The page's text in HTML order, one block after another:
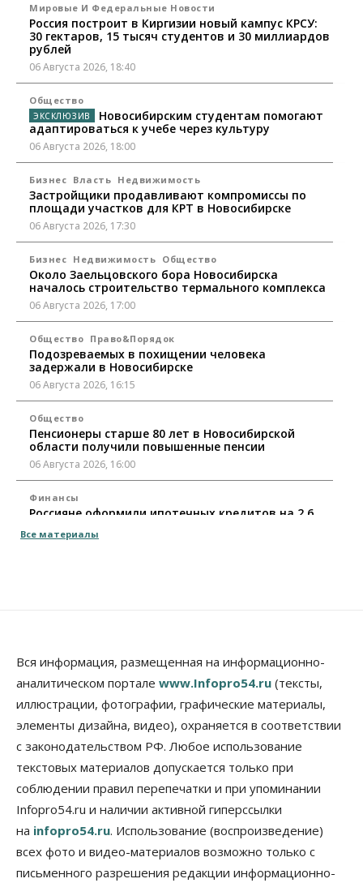
Мировые И Федеральные Новости
Россия построит в Киргизии новый кампус КРСУ:
30 гектаров, 15 тысяч студентов и 30 миллиардов
рублей
06 Августа 2026, 18:40
Общество
Новосибирским студентам помогают
адаптироваться к учебе через культуру
06 Августа 2026, 18:00
Бизнес Власть Недвижимость
Застройщики продавливают компромиссы по
площади участков для КРТ в Новосибирске
06 Августа 2026, 17:30
Бизнес Недвижимость Общество
Около Заельцовского бора Новосибирска
началось строительство термального комплекса
06 Августа 2026, 17:00
Общество Право&Порядок
Подозреваемых в похищении человека
задержали в Новосибирске
06 Августа 2026, 16:15
Общество
Пенсионеры старше 80 лет в Новосибирской
области получили повышенные пенсии
06 Августа 2026, 16:00
Финансы
Россияне оформили ипотечных кредитов на 2,6
06 Августа 2026, 15:53
Бизнес
Правительство России продлило разрешение на
выпуск бензина «Евро-3»
06 Августа 2026, 14:00
Общество
«За тех, у кого от 270 баллов,
настоящая борьба»: вузы настойчиво
обзванивают новосибирских высокобалльников
перед зачислением
06 Августа 2026, 13:00
Власть
Режим ЧС ввели в Омской области из-за засухи
06 Августа 2026, 12:15
Все материалы
Вся информация, размещенная на информационно-
аналитическом портале www.Infopro54.ru (тексты,
иллюстрации, фотографии, графические материалы,
элементы дизайна, видео), охраняется в соответствии
с законодательством РФ. Любое использование
текстовых материалов допускается только при
соблюдении правил перепечатки и при упоминании
Infopro54.ru и наличии активной гиперссылки
на infopro54.ru. Использование (воспроизведение)
всех фото и видео-материалов возможно только с
письменного разрешения редакции информационно-